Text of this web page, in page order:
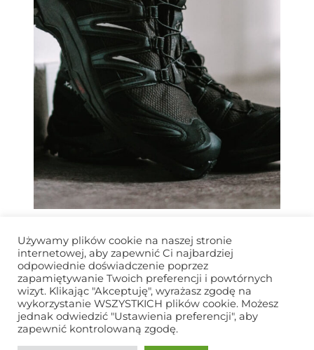
PRZEGLĄD MODELI
COPYRIGHTS © 2022DZIALDOWO.BIZ.PL
. WSZELKIE PRAWA
ZASTRZEŻONE.
Używamy plików cookie na naszej stronie
internetowej, aby zapewnić Ci najbardziej
odpowiednie doświadczenie poprzez
zapamiętywanie Twoich preferencji i powtórnych
wizyt. Klikając "Akceptuję", wyrażasz zgodę na
wykorzystanie WSZYSTKICH plików cookie. Możesz
jednak odwiedzić "Ustawienia preferencji", aby
zapewnić kontrolowaną zgodę.